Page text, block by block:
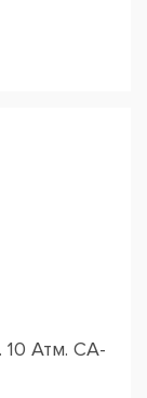
Атм. CA-